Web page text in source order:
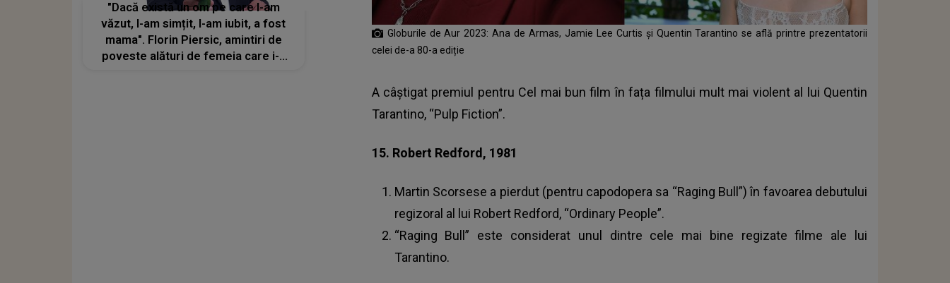
Globurile de Aur 2023: Ana de Armas, Jamie Lee Curtis și Quentin Tarantino se află printre prezentatorii
celei de-a 80-a ediție
A câștigat premiul pentru Cel mai bun film în fața filmului mult mai violent al lui Quentin
Tarantino, “Pulp Fiction”.
15. Robert Redford, 1981
Martin Scorsese a pierdut (pentru capodopera sa “Raging Bull”) în favoarea debutului
regizoral al lui Robert Redford, “Ordinary People”.
“Raging Bull” este considerat unul dintre cele mai bine regizate filme ale lui
Tarantino.
"Dacă există un om pe care l-am
văzut, l-am simțit, l-am iubit, a fost
mama". Florin Piersic, amintiri de
poveste alături de femeia care i-a